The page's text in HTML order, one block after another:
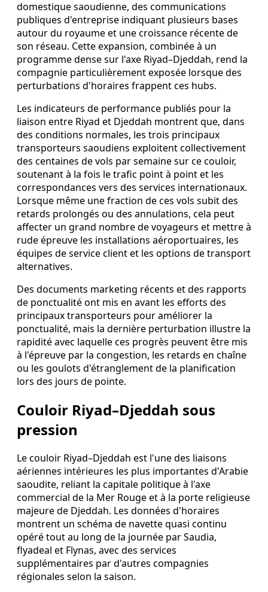
domestique saoudienne, des communications
publiques d'entreprise indiquant plusieurs bases
autour du royaume et une croissance récente de
son réseau. Cette expansion, combinée à un
programme dense sur l'axe Riyad–Djeddah, rend la
compagnie particulièrement exposée lorsque des
perturbations d'horaires frappent ces hubs.
Les indicateurs de performance publiés pour la
liaison entre Riyad et Djeddah montrent que, dans
des conditions normales, les trois principaux
transporteurs saoudiens exploitent collectivement
des centaines de vols par semaine sur ce couloir,
soutenant à la fois le trafic point à point et les
correspondances vers des services internationaux.
Lorsque même une fraction de ces vols subit des
retards prolongés ou des annulations, cela peut
affecter un grand nombre de voyageurs et mettre à
rude épreuve les installations aéroportuaires, les
équipes de service client et les options de transport
alternatives.
Des documents marketing récents et des rapports
de ponctualité ont mis en avant les efforts des
principaux transporteurs pour améliorer la
ponctualité, mais la dernière perturbation illustre la
rapidité avec laquelle ces progrès peuvent être mis
à l'épreuve par la congestion, les retards en chaîne
ou les goulots d'étranglement de la planification
lors des jours de pointe.
Couloir Riyad–Djeddah sous
pression
Le couloir Riyad–Djeddah est l'une des liaisons
aériennes intérieures les plus importantes d'Arabie
saoudite, reliant la capitale politique à l'axe
commercial de la Mer Rouge et à la porte religieuse
majeure de Djeddah. Les données d'horaires
montrent un schéma de navette quasi continu
opéré tout au long de la journée par Saudia,
flyadeal et Flynas, avec des services
supplémentaires par d'autres compagnies
régionales selon la saison.